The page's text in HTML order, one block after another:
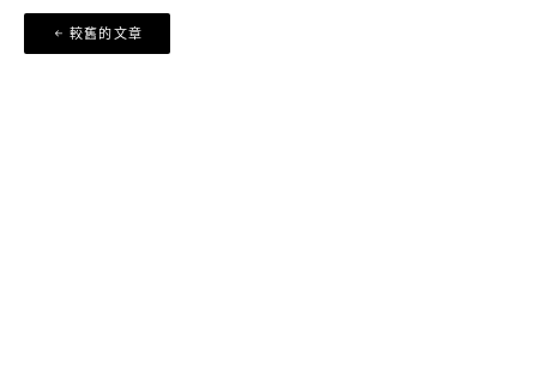
文
章
較舊的文章